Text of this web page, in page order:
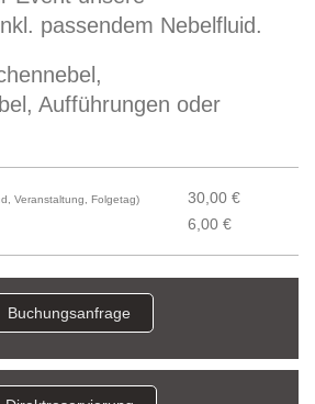
passendem Nebelfluid.
Aufführungen oder
Veranstaltung, Folgetag)
30,00 €
6,00 €
Buchungsanfrage